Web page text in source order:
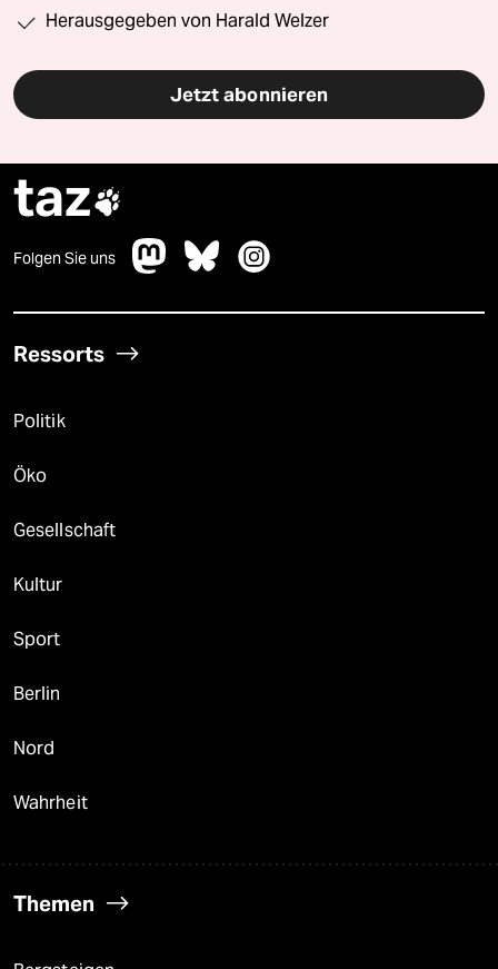
Herausgegeben von Harald Welzer
Jetzt abonnieren
taz
Folgen Sie uns
Ressorts
Politik
Öko
Gesellschaft
Kultur
Sport
Berlin
Nord
Wahrheit
Themen